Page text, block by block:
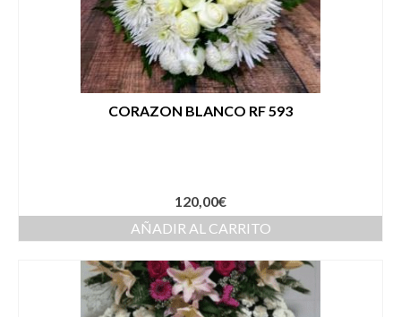
CORAZON BLANCO RF 593
120,00€
AÑADIR AL CARRITO